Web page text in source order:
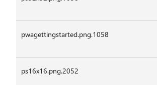
pwagettingstarted.png.1058
ps16x16.png.2052